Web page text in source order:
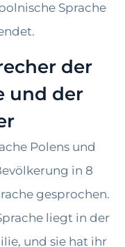
Sprache
der
und der
Polens und
in 8
gesprochen.
liegt in der
und sie hat ihr